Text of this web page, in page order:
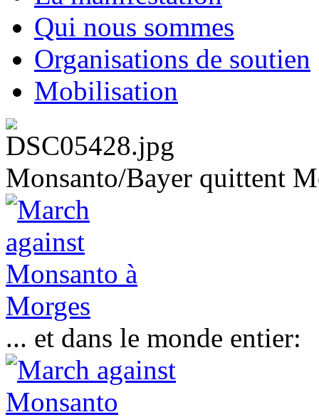
Qui nous sommes
Organisations de soutien
Mobilisation
Monsanto/Bayer quittent
... et dans le monde entier: